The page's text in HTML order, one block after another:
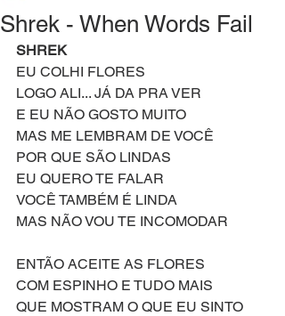
Shrek - When Words Fail
SHREK
EU COLHI FLORES
LOGO ALI... JÁ DA PRA VER
E EU NÃO GOSTO MUITO
MAS ME LEMBRAM DE VOCÊ
POR QUE SÃO LINDAS
EU QUERO TE FALAR
VOCÊ TAMBÉM É LINDA
MAS NÃO VOU TE INCOMODAR
ENTÃO ACEITE AS FLORES
COM ESPINHO E TUDO MAIS
QUE MOSTRAM O QUE EU SINTO